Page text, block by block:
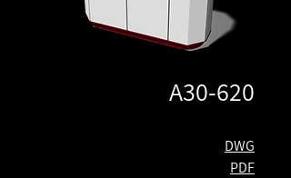
A30-620
DWG
PDF